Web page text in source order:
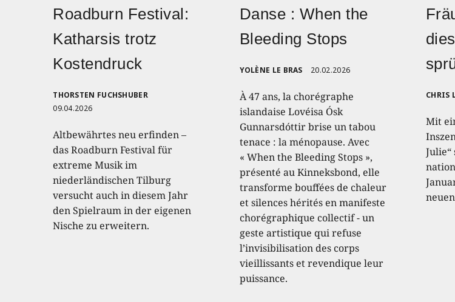
Roadburn Festival:
Katharsis trotz
Kostendruck
THORSTEN FUCHSHUBER
09.04.2026
Altbewährtes neu erfinden –
das Roadburn Festival für
extreme Musik im
niederländischen Tilburg
versucht auch in diesem Jahr
den Spielraum in der eigenen
Nische zu erweitern.
Danse : When the
Bleeding Stops
YOLÈNE LE BRAS 20.02.2026
À 47 ans, la chorégraphe
islandaise Lovéisa Ósk
Gunnarsdóttir brise un tabou
tenace : la ménopause. Avec
« When the Bleeding Stops »,
présenté au Kinneksbond, elle
transforme bouffées de chaleur
et silences hérités en manifeste
chorégraphique collectif - un
geste artistique qui refuse
l’invisibilisation des corps
vieillissants et revendique leur
puissance.
CHRIS
Mit